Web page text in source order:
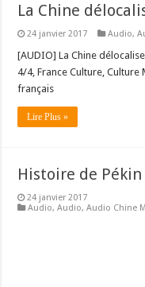
La Chine
24 janvier 2017 Audio,
[AUDIO] La Chine
4/4, France Culture,
français
Lire Plus »
Histoire de Pékin
24 janvier 2017
Audio,Audio,Audio Chine